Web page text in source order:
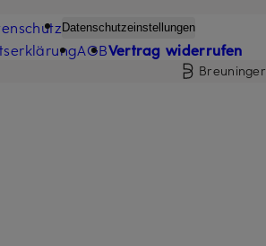
Datenschutzeinstellungen
AGBVertrag widerrufen
Breuninger